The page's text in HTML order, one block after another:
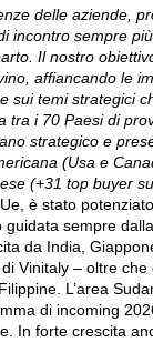
delle aziende,
incontro sempre
Il nostro
affiancando le
sui temi strategici
tra i 70 Paesi di
strategico e
(Usa e
(+31 top buyer
è stato
guidata sempre
da India,
Vinitaly – oltre
L’area
di incoming
In forte crescita